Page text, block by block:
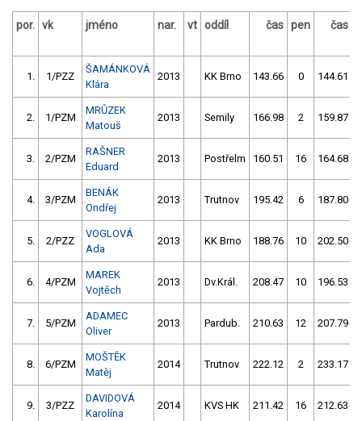
por. vk jméno nar. vt oddíl čas pen čas
1. 1/PZZ
ŠAMÁNKOVÁ
Klára
2013 KK Brno 143.66 0 144.61
2. 1/PZM
MRŮZEK
Matouš
2013 Semily 166.98 2 159.87
3. 2/PZM
RAŠNER
Eduard
2013 Postřelm 160.51 16 164.68
4. 3/PZM
BENÁK
Ondřej
2013 Trutnov 195.42 6 187.80
5. 2/PZZ
VOGLOVÁ
Ada
2013 KK Brno 188.76 10 202.50
6. 4/PZM
MAREK
Vojtěch
2013 Dv.Král. 208.47 10 196.53
7. 5/PZM
ADAMEC
Oliver
2013 Pardub. 210.63 12 207.79
8. 6/PZM
MOŠTĚK
Matěj
2014 Trutnov 222.12 2 233.17
9. 3/PZZ
DAVIDOVÁ
Karolína
2014 KVS HK 211.42 16 212.63